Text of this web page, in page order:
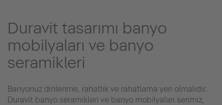
Duravit tasarımı banyo
mobilyaları ve banyo
seramikleri
Banyonuz dinlenme, rahatlık ve rahatlama yeri olmalıdır.
Duravit banyo seramikleri ve banyo mobilyaları serimiz,